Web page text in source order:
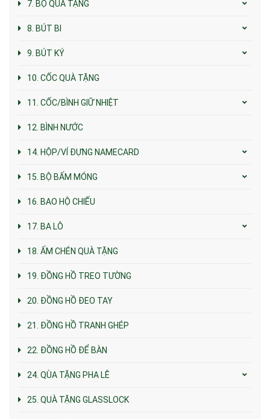
7. BỘ QUÀ TẶNG
8. BÚT BI
9. BÚT KÝ
10. CỐC QUÀ TẶNG
11. CỐC/BÌNH GIỮ NHIỆT
12. BÌNH NƯỚC
14. HỘP/VÍ ĐỰNG NAMECARD
15. BỘ BẤM MÓNG
16. BAO HỘ CHIẾU
17. BA LÔ
18. ẤM CHÉN QUÀ TẶNG
19. ĐỒNG HỒ TREO TƯỜNG
20. ĐỒNG HỒ ĐEO TAY
21. ĐỒNG HỒ TRANH GHÉP
22. ĐỒNG HỒ ĐỂ BÀN
24. QÙA TẶNG PHA LÊ
25. QUÀ TẶNG GLASSLOCK